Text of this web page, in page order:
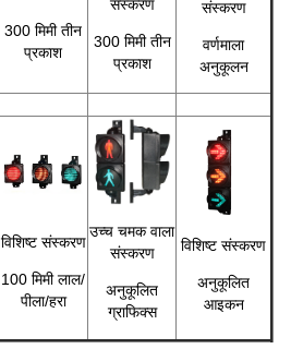
300 मिमी तीन
प्रकाश
संस्करण
300 मिमी तीन
प्रकाश
संस्करण
वर्णमाला
अनुकूलन
विशिष्ट संस्करण
100 मिमी लाल/
पीला/हरा
उच्च चमक वाला
संस्करण
अनुकूलित
ग्राफिक्स
विशिष्ट संस्करण
अनुकूलित
आइकन